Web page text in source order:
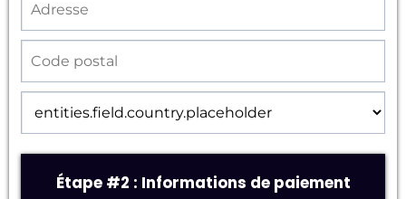
Étape #2 : Informations de paiement